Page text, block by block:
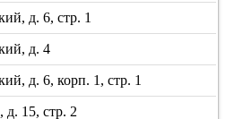
д. 6, стр. 1
д. 4
д. 6, корп. 1, стр. 1
д. 15, стр. 2